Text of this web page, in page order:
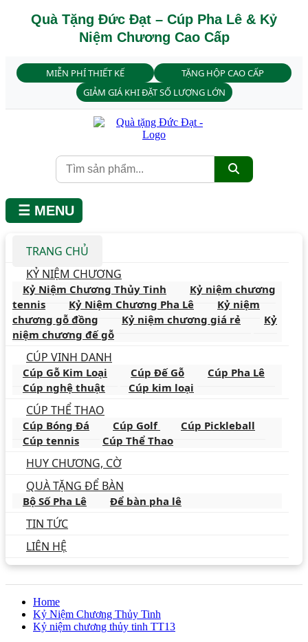
Quà Tặng Đức Đạt – Cúp Pha Lê & Kỷ
Niệm Chương Cao Cấp
MIỄN PHÍ THIẾT KẾ
TẶNG HỘP CAO CẤP
GIẢM GIÁ KHI ĐẶT SỐ LƯỢNG LỚN
☰ MENU
TRANG CHỦ
KỶ NIỆM CHƯƠNG
Kỷ Niệm Chương Thủy Tinh
Kỷ niệm chương
tennis
Kỷ Niệm Chương Pha Lê
Kỷ niệm
chương gỗ đồng
Kỷ niệm chương giá rẻ
Kỷ
niệm chương đế gỗ
CÚP VINH DANH
Cúp Gỗ Kim Loại Cúp Đế Gỗ
Cúp Pha Lê
Cúp nghệ thuật
Cúp kim loại
CÚP THỂ THAO
Cúp Bóng Đá Cúp Golf
Cúp Pickleball
Cúp tennis
Cúp Thể Thao
HUY CHƯƠNG, CỜ
QUÀ TẶNG ĐỂ BÀN
Bộ Số Pha Lê Để bàn pha lê
TIN TỨC
LIÊN HỆ
Home
Kỷ Niệm Chương Thủy Tinh
Kỷ niệm chương thủy tinh TT13